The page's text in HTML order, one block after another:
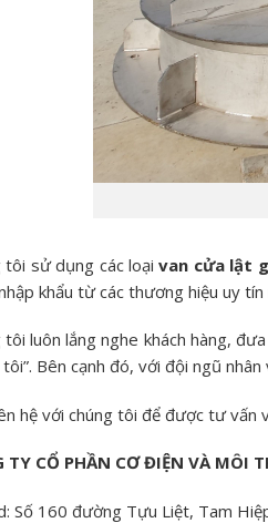
tôi sử dụng các loạivan cửa lật
khẩu từ các thương hiệu uy
tôi luôn lắng nghe khách hàng,
Bên cạnh đó, với đội ngũ
hệ với chúng tôi để được tư vấn
TY CỔ PHẦN CƠ ĐIỆN VÀ MÔI
Số 160 đường Tựu Liệt, Tam